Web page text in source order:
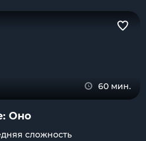
60 мин.
Оно
сложность